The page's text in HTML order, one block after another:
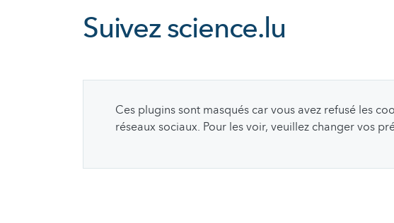
Suivezscience.lu
Ces plugins sont masqués car vous avez refusé les
réseaux sociaux. Pour les voir, veuillez changer vos